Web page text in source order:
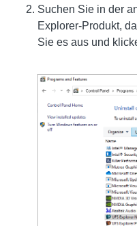
Suchen Sie in der
Explorer-Produkt,
Sie es aus und